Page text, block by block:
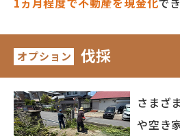
オプション 伐採
さまざ
や空き